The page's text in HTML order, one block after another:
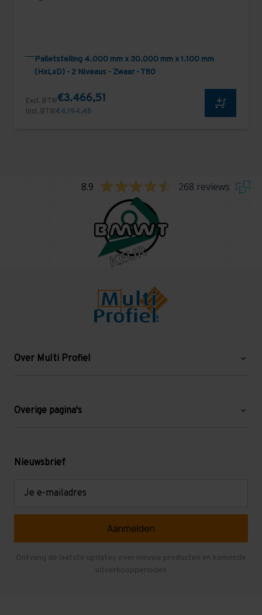
Palletstelling 4.000 mm x 30.000 mm x 1.100 mm
(HxLxD) - 2 Niveaus - Zwaar - T80
Excl. BTW€3.466,51
Incl. BTW€4.194,48
8.9 268 reviews
Over Multi Profiel
Blog
Levering en afhalen
Overige pagina's
Mezzanine
Gebruikte entresolvloeren
Nieuwsbrief
Ontvang de laatste updates over nieuwe producten en komende
uitverkoopperiodes